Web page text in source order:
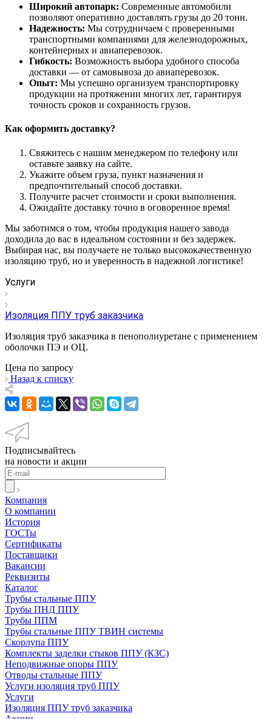
Широкий автопарк: Современные автомобили
позволяют оперативно доставлять грузы до 20 тонн.
Надежность: Мы сотрудничаем с проверенными
транспортными компаниями для железнодорожных,
контейнерных и авиаперевозок.
Гибкость: Возможность выбора удобного способа
доставки — от самовывоза до авиаперевозок.
Опыт: Мы успешно организуем транспортировку
продукции на протяжении многих лет, гарантируя
точность сроков и сохранность грузов.
Как оформить доставку?
Свяжитесь с нашим менеджером по телефону или
оставьте заявку на сайте.
Укажите объем груза, пункт назначения и
предпочтительный способ доставки.
Получите расчет стоимости и сроки выполнения.
Ожидайте доставку точно в оговоренное время!
Мы заботимся о том, чтобы продукция нашего завода
доходила до вас в идеальном состоянии и без задержек.
Выбирая нас, вы получаете не только высококачественную
изоляцию труб, но и уверенность в надежной логистике!
Услуги
Изоляция ППУ труб заказчика
Изоляция труб заказчика в пенополиуретане с применением
оболочки ПЭ и ОЦ.
Цена по запросу
Назад к списку
Подписывайтесь
на новости и акции
Компания
О компании
История
ГОСТы
Сертификаты
Поставщики
Вакансии
Реквизиты
Каталог
Трубы стальные ППУ
Трубы ПНД ППУ
Трубы ППМ
Трубы стальные ППУ ТВИН системы
Скорлупа ППУ
Комплекты заделки стыков ППУ (КЗС)
Неподвижные опоры ППУ
Отводы стальные ППУ
Услуги изоляция труб ППУ
Услуги
Изоляция ППУ труб заказчика